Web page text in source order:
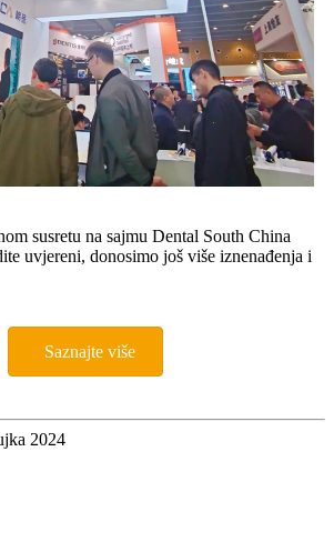
susretu na sajmu Dental South China
uvjereni, donosimo još više iznenađenja i
Saznajte više
2024